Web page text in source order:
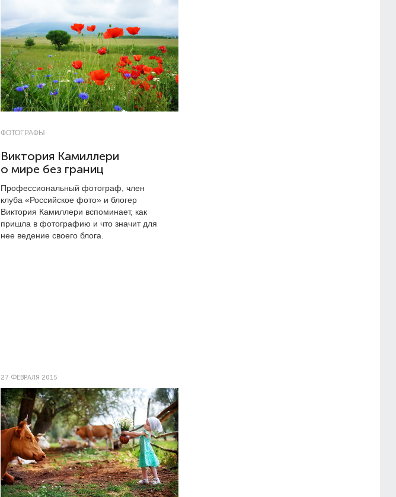
ФОТОГРАФЫ
Виктория Камиллери
о мире без границ
Профессиональный фотограф, член
клуба «Российское фото» и блогер
Виктория Камиллери вспоминает, как
пришла в фотографию и что значит для
нее ведение своего блога.
27 ФЕВРАЛЯ 2015